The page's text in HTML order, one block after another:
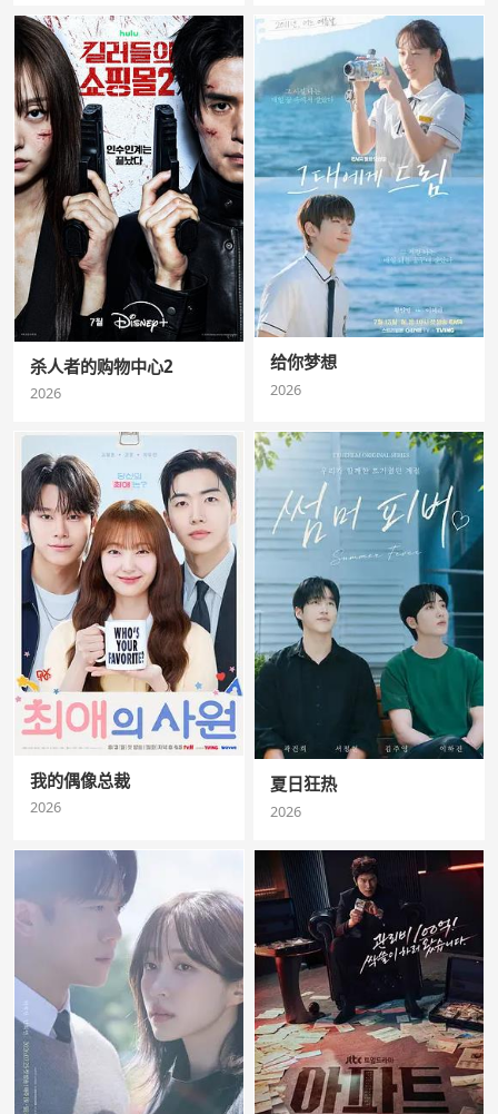
杀人者的购物中心2
2026
给你梦想
2026
我的偶像总裁
2026
夏日狂热
2026